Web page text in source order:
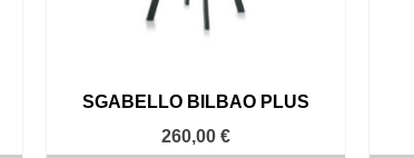
SGABELLO BILBAO PLUS
260,00 €